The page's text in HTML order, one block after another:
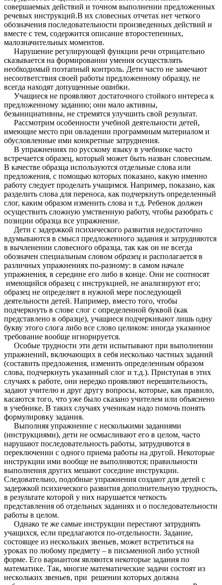
совершаемых действий и точном выполнении предложенных
речевых инструкций.В их словесных отчетах нет четкого
обозначения последовательности произведенных действий и
вместе с тем, содержится описание второстепенных,
малозначительных моментов.
Нарушение регулирующей функции речи отрицательно
сказывается на формировании умения осуществлять
необходимый поэтапный контроль. Дети часто не замечают
несоответствия своей работы предложенному образцу, не
всегда находят допущенные ошибки.
Учащиеся не проявляют достаточного стойкого интереса к
предложенному заданию; они мало активны,
безынициативны, не стремятся улучшить свой результат.
Рассмотрим особенности учебной деятельности детей,
имеющие место при овладении программным материалом и
обусловленные ими конкретные затруднения.
В упражнениях по русскому языку в учебнике часто
встречается образец, который может быть назван словесным.
В качестве образца используются отдельные слова или
предложения, с помощью которых показано, какую именно
работу следует проделать учащимся. Например, показано, как
разделить слова для переноса, как подчеркнуть определенный
слог, каким образом изменить слова и т.д. Ребенок должен
осуществить сложную умственную работу, чтобы разобрать с
позиции образца все упражнение.
Дети с задержкой психического развития недостаточно
вдумываются в смысл предложенного задания и затрудняются
в вычленении словесного образца, так как он не всегда
обозначен специальным словом образец и располагается в
различных упражнениях по-разному: в самом начале
упражнения, в середине его либо в конце. Они не соотносят
имеющийся образец с инструкцией, не анализируют его;
образец не определяет в нужной мере последующей
деятельности детей. Например, вместо того, чтобы
подчеркнуть в слове слог с определенной буквой (как
представлено в образце), учащиеся подчеркивают лишь одну
букву этого слога либо все слово целиком: иногда указанное
требование вообще игнорируется.
Особые трудности эти дети испытывают при выполнении
упражнений, включающих в себя несколько частных заданий
(составить предложения, изменить определенным образом
слова, подчеркнуть указанный слог и т.д.). Приступая в этих
случаях к работе, они нередко проявляют нерешительность,
задают учителю и друг другу вопросы, которые, как правило,
касаются того, что уже было сказано учителем или объяснено
в учебнике. В таких случаях ученикам надо помочь понять
формулировку задания.
Выполняя упражнение с несколькими заданиями
(инструкциями), дети не осмысливают его в целом, часто
нарушают последовательность работы, затрудняются в
переключении с одного приема работы на другой. Некоторые
инструкции ими вообще не выполняются; правильности
выполнения других мешают соседние инструкции.
Следовательно, подобные упражнения создают для детей с
задержкой психического развития дополнительную трудность,
в результате которой у них нарушается четкость
представления об отдельных заданиях и о последовательности
работы в целом.
Однако те же самые инструкции перестают затруднять
учащихся, если предлагаются по-отдельности. Задание,
состоящее из нескольких звеньев, может встретиться на
уроках по любому предмету – в письменной либо устной
форме. Его вариантом являются некоторые задания по
математике. Так, многие математические задачи состоят из
нескольких звеньев, при решении которых должна